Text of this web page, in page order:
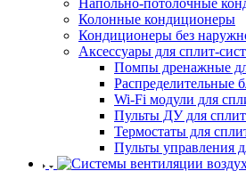
Напольно-потолочные
Колонные кондиционеры
Кондиционеры без
Аксессуары для сплит-
Помпы дренажные
Распределительные
Wi-Fi модули для
Пульты ДУ для
Термостаты для
Пульты управления